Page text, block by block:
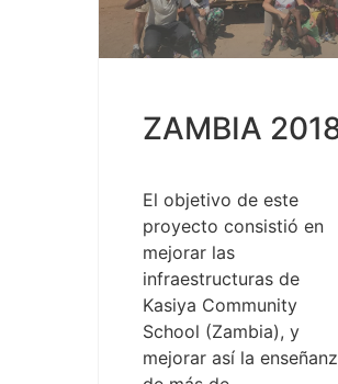
ZAMBIA
El objetivo de este
proyecto consistió en
mejorar las
infraestructuras de
Kasiya Community
School (Zambia), y
mejorar así la